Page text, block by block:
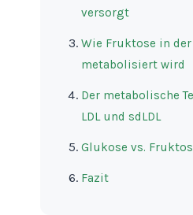
versorgt
Wie Fruktose in der
metabolisiert wird
Der metabolische
LDL und sdLDL
Glukose vs.
Fazit